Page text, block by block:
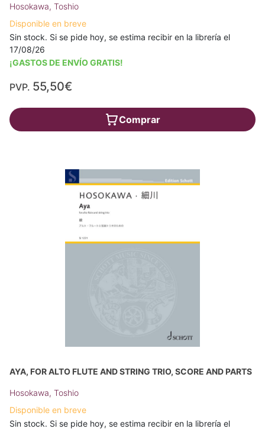
Hosokawa, Toshio
Disponible en breve
Sin stock. Si se pide hoy, se estima recibir en la librería el
17/08/26
¡GASTOS DE ENVÍO GRATIS!
PVP. 55,50€
Comprar
AYA, FOR ALTO FLUTE AND STRING TRIO, SCORE AND PARTS
Hosokawa, Toshio
Disponible en breve
Sin stock. Si se pide hoy, se estima recibir en la librería el